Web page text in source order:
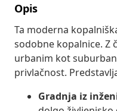
Opis
Ta moderna
sodobne kopalnice. Z
urbanim kot
privlačnost.
Gradnja iz